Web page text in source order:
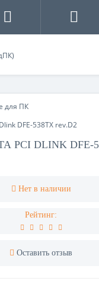
для ПК
PCI DLINK DFE-
Нет в наличии
Рейтинг:
Оставить отзыв